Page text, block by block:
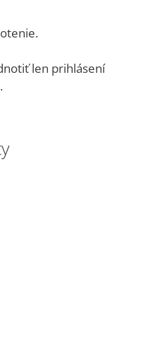
len prihlásení